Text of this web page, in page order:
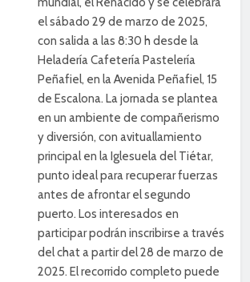
el sábado 29 de marzo de 2025,
con salida a las 8:30 h desde la
Heladería Cafetería Pastelería
Peñafiel, en la Avenida Peñafiel, 15
de Escalona. La jornada se plantea
en un ambiente de compañerismo
y diversión, con avituallamiento
principal en la Iglesuela del Tiétar,
punto ideal para recuperar fuerzas
antes de afrontar el segundo
puerto. Los interesados en
participar podrán inscribirse a través
del chat a partir del 28 de marzo de
2025. El recorrido completo puede